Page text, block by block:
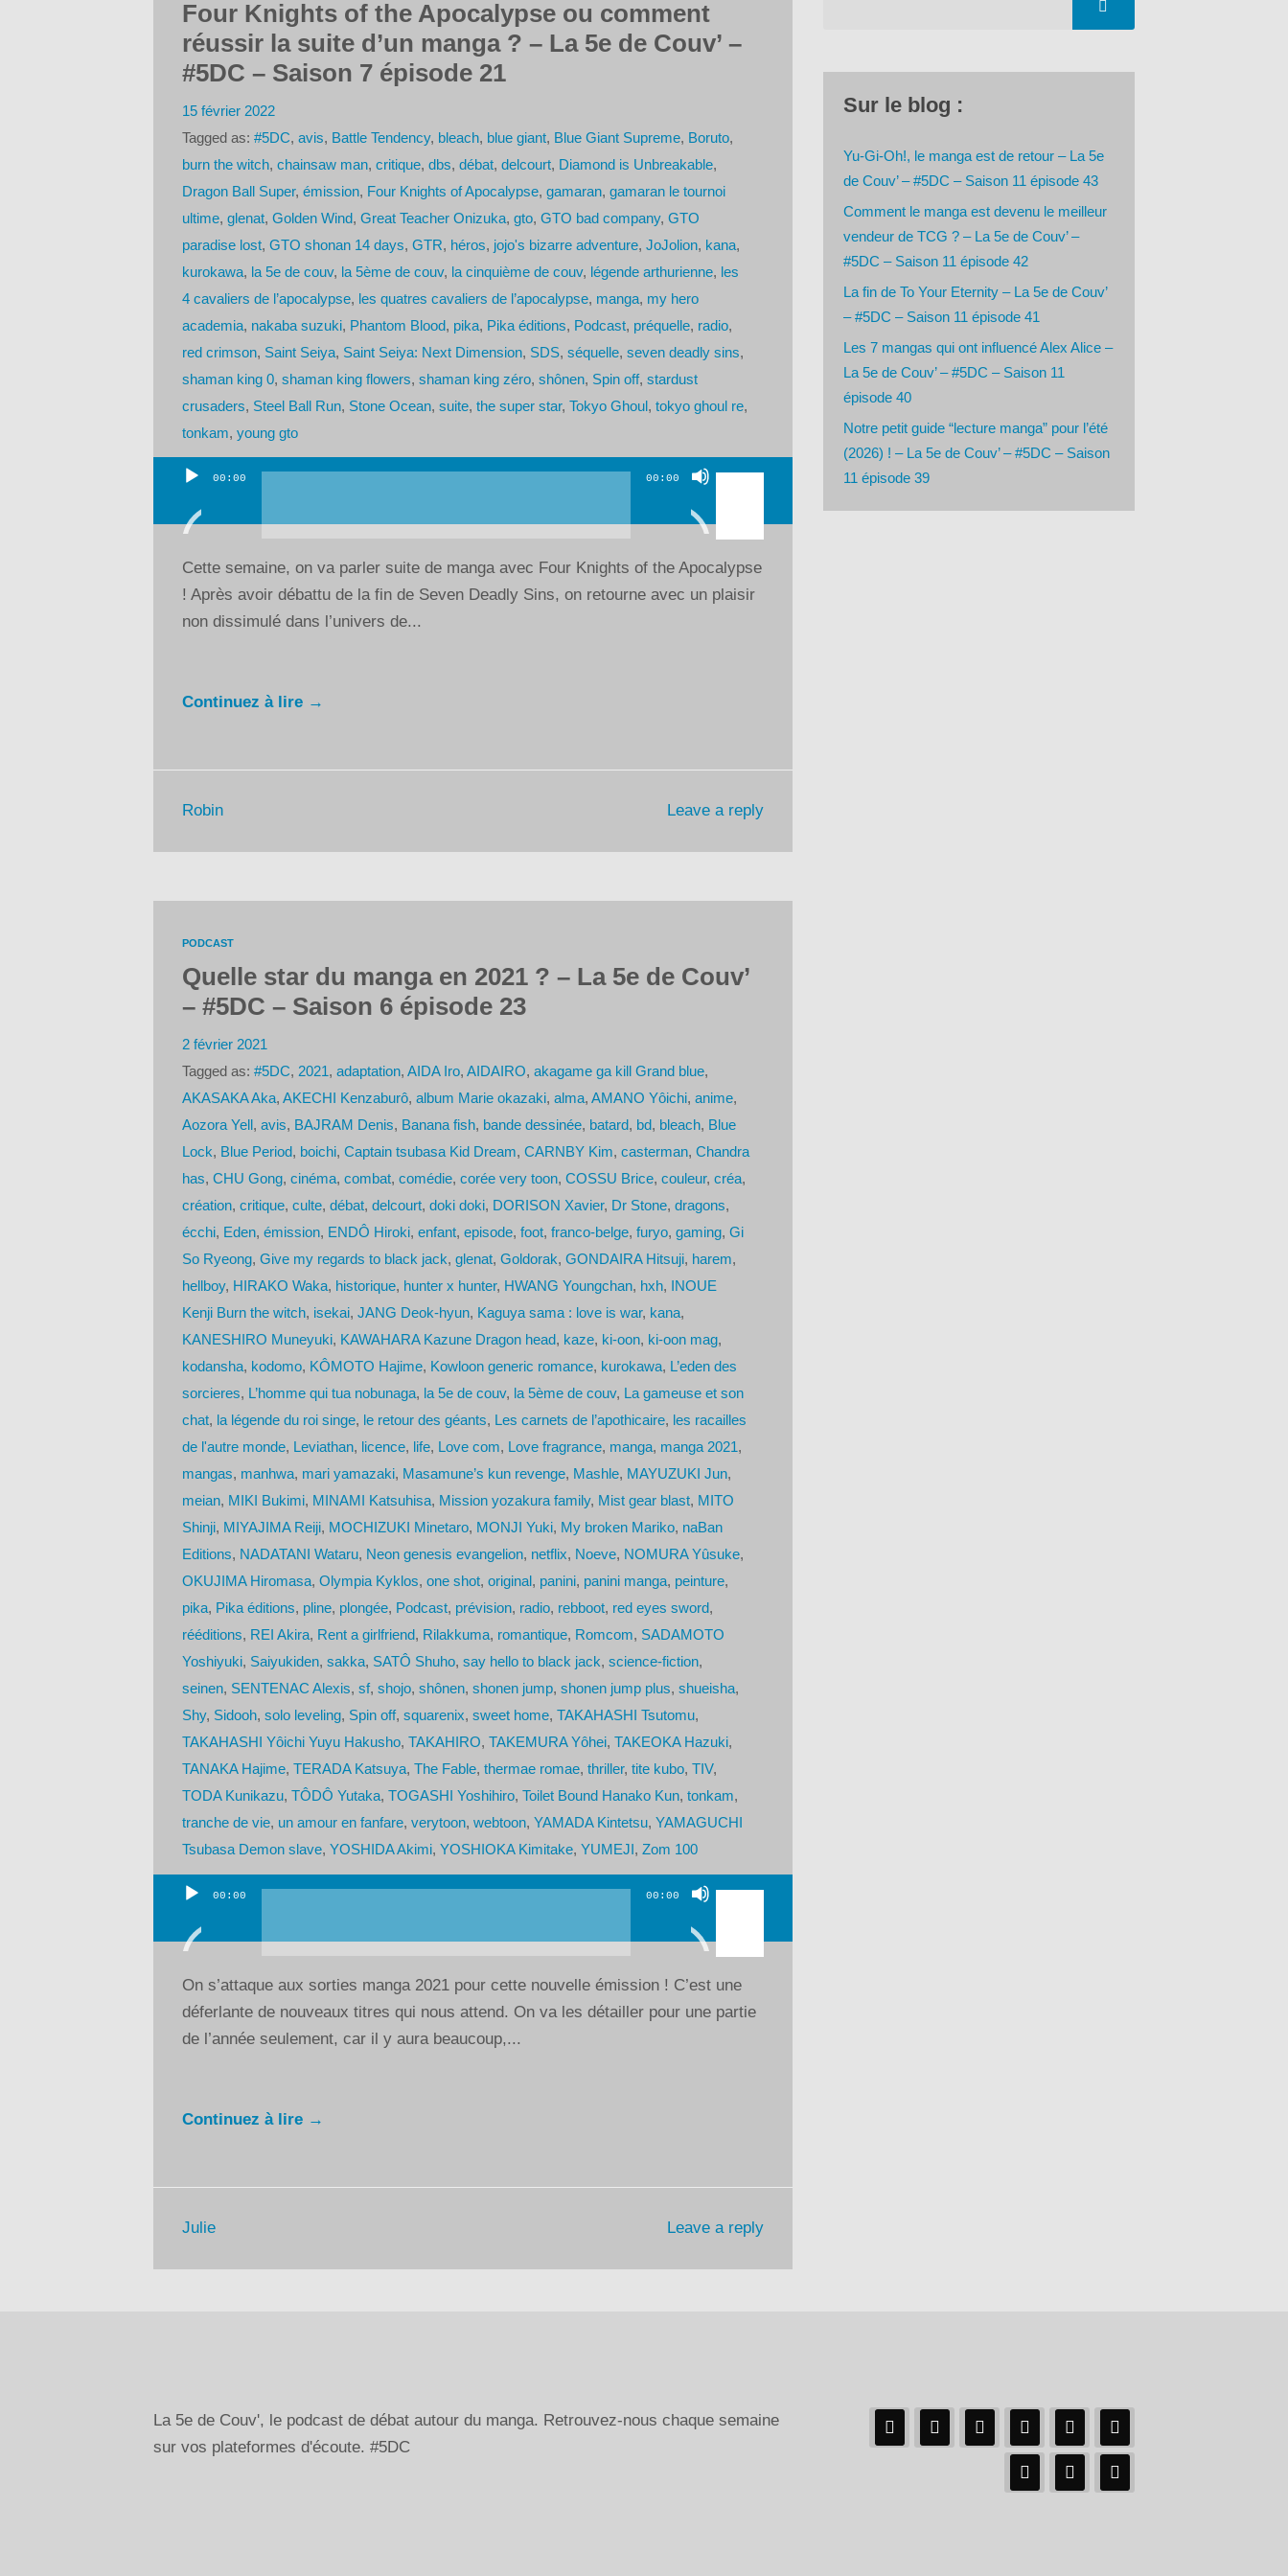
Four Knights of the Apocalypse ou comment
réussir la suite d’un manga ? – La 5e de Couv’ –
#5DC – Saison 7 épisode 21
15 février 2022
Tagged as: #5DC, avis, Battle Tendency, bleach, blue giant, Blue Giant Supreme, Boruto,
burn the witch, chainsaw man, critique, dbs, débat, delcourt, Diamond is Unbreakable,
Dragon Ball Super, émission, Four Knights of Apocalypse, gamaran, gamaran le tournoi
ultime, glenat, Golden Wind, Great Teacher Onizuka, gto, GTO bad company, GTO
paradise lost, GTO shonan 14 days, GTR, héros, jojo's bizarre adventure, JoJolion, kana,
kurokawa, la 5e de couv, la 5ème de couv, la cinquième de couv, légende arthurienne, les
4 cavaliers de l’apocalypse, les quatres cavaliers de l’apocalypse, manga, my hero
academia, nakaba suzuki, Phantom Blood, pika, Pika éditions, Podcast, préquelle, radio,
red crimson, Saint Seiya, Saint Seiya: Next Dimension, SDS, séquelle, seven deadly sins,
shaman king 0, shaman king flowers, shaman king zéro, shônen, Spin off, stardust
crusaders, Steel Ball Run, Stone Ocean, suite, the super star, Tokyo Ghoul, tokyo ghoul re,
tonkam, young gto
Lecteur
audio
00:00 00:00
Utilisez
flèches
pour
augmenter
Cette semaine, on va parler suite de manga avec Four Knights of the Apocalypse
! Après avoir débattu de la fin de Seven Deadly Sins, on retourne avec un plaisir
non dissimulé dans l’univers de...
Continuez à lire →
Leave a reply
Robin
PODCAST
Quelle star du manga en 2021 ? – La 5e de Couv’
– #5DC – Saison 6 épisode 23
2 février 2021
Tagged as: #5DC, 2021, adaptation, AIDA Iro, AIDAIRO, akagame ga kill Grand blue,
AKASAKA Aka, AKECHI Kenzaburô, album Marie okazaki, alma, AMANO Yôichi, anime,
Aozora Yell , avis, BAJRAM Denis, Banana fish, bande dessinée, batard, bd, bleach, Blue
Lock, Blue Period, boichi, Captain tsubasa Kid Dream, CARNBY Kim, casterman, Chandra
has, CHU Gong, cinéma, combat, comédie, corée very toon, COSSU Brice, couleur, créa,
création, critique, culte, débat, delcourt, doki doki, DORISON Xavier, Dr Stone, dragons,
écchi, Eden, émission, ENDÔ Hiroki, enfant, episode, foot, franco-belge, furyo, gaming, Gi
So Ryeong, Give my regards to black jack, glenat, Goldorak, GONDAIRA Hitsuji, harem,
hellboy, HIRAKO Waka, historique, hunter x hunter, HWANG Youngchan, hxh,
INOUE
Kenji Burn the witch, isekai, JANG Deok-hyun, Kaguya sama : love is war, kana,
KANESHIRO Muneyuki, KAWAHARA Kazune Dragon head, kaze, ki-oon, ki-oon mag,
kodansha, kodomo, KÔMOTO Hajime, Kowloon generic romance, kurokawa, L’eden des
sorcieres, L’homme qui tua nobunaga, la 5e de couv, la 5ème de couv, La gameuse et son
chat, la légende du roi singe, le retour des géants, Les carnets de l’apothicaire, les racailles
de l'autre monde, Leviathan, licence, life, Love com, Love fragrance, manga, manga 2021,
mangas, manhwa, mari yamazaki, Masamune’s kun revenge, Mashle, MAYUZUKI Jun,
meian, MIKI Bukimi, MINAMI Katsuhisa, Mission yozakura family, Mist gear blast, MITO
Shinji, MIYAJIMA Reiji, MOCHIZUKI Minetaro, MONJI Yuki, My broken Mariko, naBan
Editions, NADATANI Wataru, Neon genesis evangelion, netflix, Noeve, NOMURA Yûsuke,
OKUJIMA Hiromasa, Olympia Kyklos, one shot, original, panini, panini manga, peinture,
pika, Pika éditions, pline, plongée, Podcast, prévision, radio, rebboot, red eyes sword,
rééditions, REI Akira, Rent a girlfriend, Rilakkuma, romantique, Romcom, SADAMOTO
Yoshiyuki, Saiyukiden, sakka, SATÔ Shuho, say hello to black jack, science-fiction,
seinen, SENTENAC Alexis, sf, shojo, shônen, shonen jump, shonen jump plus, shueisha,
Shy, Sidooh, solo leveling, Spin off, squarenix, sweet home, TAKAHASHI Tsutomu,
TAKAHASHI Yôichi Yuyu Hakusho, TAKAHIRO, TAKEMURA Yôhei, TAKEOKA Hazuki,
TANAKA Hajime, TERADA Katsuya, The Fable, thermae romae, thriller, tite kubo, TIV,
TODA Kunikazu, TÔDÔ Yutaka, TOGASHI Yoshihiro, Toilet Bound Hanako Kun, tonkam,
tranche de vie, un amour en fanfare, verytoon, webtoon, YAMADA Kintetsu, YAMAGUCHI
Tsubasa Demon slave, YOSHIDA Akimi, YOSHIOKA Kimitake, YUMEJI , Zom 100
Lecteur
audio
00:00 00:00
Utilisez
flèches
pour
augmenter
On s’attaque aux sorties manga 2021 pour cette nouvelle émission ! C’est une
déferlante de nouveaux titres qui nous attend. On va les détailler pour une partie
de l’année seulement, car il y aura beaucoup,...
Continuez à lire →
Leave a reply
Julie
Sur le blog :
Yu-Gi-Oh!, le manga est de retour – La 5e
de Couv’ – #5DC – Saison 11 épisode 43
Comment le manga est devenu le meilleur
vendeur de TCG ? – La 5e de Couv’ –
#5DC – Saison 11 épisode 42
La fin de To Your Eternity – La 5e de Couv’
– #5DC – Saison 11 épisode 41
Les 7 mangas qui ont influencé Alex Alice –
La 5e de Couv’ – #5DC – Saison 11
épisode 40
Notre petit guide “lecture manga” pour l’été
(2026) ! – La 5e de Couv’ – #5DC – Saison
11 épisode 39
La 5e de Couv', le podcast de débat autour du manga. Retrouvez-nous chaque semaine
sur vos plateformes d'écoute. #5DC